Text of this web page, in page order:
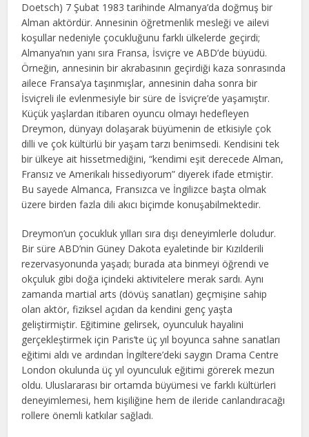
Doetsch) 7 Şubat 1983 tarihinde Almanya’da doğmuş bir
Alman aktördür. Annesinin öğretmenlik mesleği ve ailevi
koşullar nedeniyle çocukluğunu farklı ülkelerde geçirdi;
Almanya’nın yanı sıra Fransa, İsviçre ve ABD’de büyüdü.
Örneğin, annesinin bir akrabasının geçirdiği kaza sonrasında
ailece Fransa’ya taşınmışlar, annesinin daha sonra bir
İsviçreli ile evlenmesiyle bir süre de İsviçre’de yaşamıştır.
Küçük yaşlardan itibaren oyuncu olmayı hedefleyen
Dreymon, dünyayı dolaşarak büyümenin de etkisiyle çok
dilli ve çok kültürlü bir yaşam tarzı benimsedi. Kendisini tek
bir ülkeye ait hissetmediğini, “kendimi eşit derecede Alman,
Fransız ve Amerikalı hissediyorum” diyerek ifade etmiştir.
Bu sayede Almanca, Fransızca ve İngilizce başta olmak
üzere birden fazla dili akıcı biçimde konuşabilmektedir.
Dreymon’un çocukluk yılları sıra dışı deneyimlerle doludur.
Bir süre ABD’nin Güney Dakota eyaletinde bir Kızılderili
rezervasyonunda yaşadı; burada ata binmeyi öğrendi ve
okçuluk gibi doğa içindeki aktivitelere merak sardı. Aynı
zamanda martial arts (dövüş sanatları) geçmişine sahip
olan aktör, fiziksel açıdan da kendini genç yaşta
geliştirmiştir. Eğitimine gelirsek, oyunculuk hayalini
gerçekleştirmek için Paris’te üç yıl boyunca sahne sanatları
eğitimi aldı ve ardından İngiltere’deki saygın Drama Centre
London okulunda üç yıl oyunculuk eğitimi görerek mezun
oldu. Uluslararası bir ortamda büyümesi ve farklı kültürleri
deneyimlemesi, hem kişiliğine hem de ileride canlandıracağı
rollere önemli katkılar sağladı.